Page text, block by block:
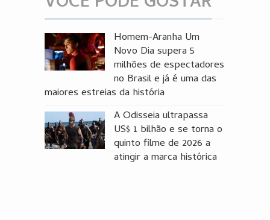
Homem-Aranha Um
Novo Dia supera 5
milhões de espectadores
no Brasil e já é uma das
maiores estreias da história
A Odisseia ultrapassa
US$ 1 bilhão e se torna o
quinto filme de 2026 a
atingir a marca histórica